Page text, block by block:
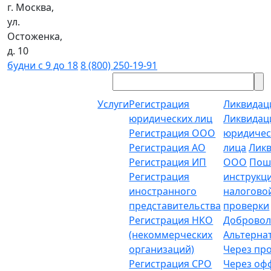
г. Москва,
ул.
Остоженка,
д. 10
будни с 9 до 188 (800) 250-19-91
УслугиРегистрация
юридических лиц
Регистрация ООО
Регистрация АО
Регистрация ИП
Регистрация
иностранного
представительства
Регистрация НКО
(некоммерческих
организаций)
Регистрация СРО
лица
ООО
проверки
Через
Через